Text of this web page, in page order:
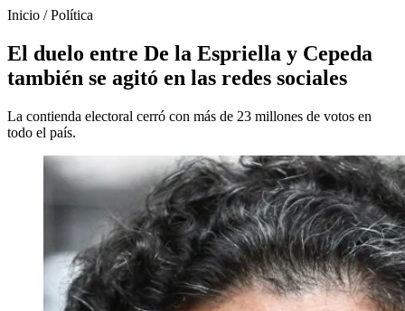
Inicio /Política
El duelo entre De la Espriella y Cepeda
también se agitó en las redes sociales
La contienda electoral cerró con más de 23 millones de votos en
todo el país.